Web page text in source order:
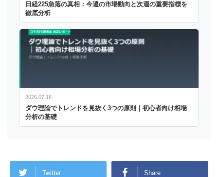
日経225急落の真相：今週の市場動向と次週の重要指標を
徹底分析
2026.07.16
ダウ理論でトレンドを見抜く3つの原則｜初心者向け相場
分析の基礎
Twitter Share